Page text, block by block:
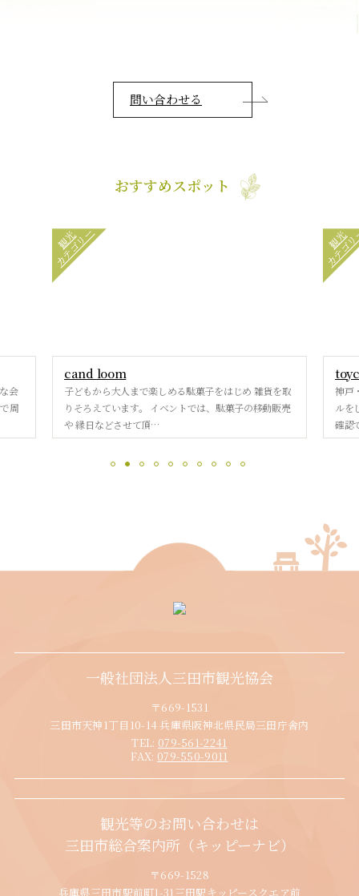
問い合わせる
おすすめスポット
会
周
観光
カテゴリー
cand loom
子どもから大人まで楽しめる駄菓子をはじめ 雑貨を取
りそろえています。 イベントでは、駄菓子の移動販売
や 縁日などさせて頂…
観光
カテ
神戸
ルを
確認
一般社団法人三田市観光協会
〒669-1531
三田市天神1丁目10-14 兵庫県阪神北県民局三田庁舎内
TEL: 079-561-2241
FAX: 079-550-9011
観光等のお問い合わせは
三田市総合案内所（キッピーナビ）
〒669-1528
兵庫県三田市駅前町1-31三田駅キッピースクエア前